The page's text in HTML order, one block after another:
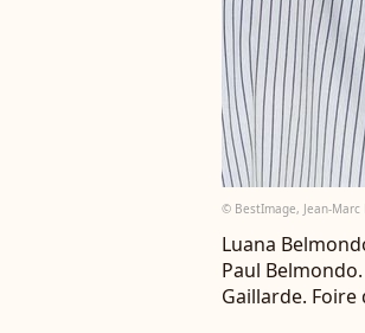
© BestImage, Jean-
Luana
Paul
Gaillarde.